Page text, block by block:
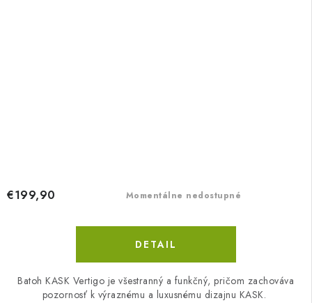
Momentálne nedostupné
€199,90
DETAIL
Batoh KASK Vertigo je všestranný a funkčný, pričom zachováva
pozornosť k výraznému a luxusnému dizajnu KASK.